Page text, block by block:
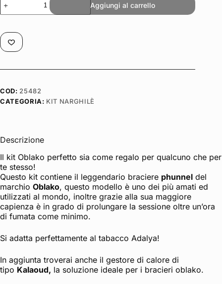
Aggiungi al carrello
COD: 25482
CATEGORIA: KIT NARGHILÈ
Descrizione
Il kit Oblako perfetto sia come regalo per qualcuno che per
te stesso!
Questo kit contiene il leggendario braciere phunnel del
marchio Oblako, questo modello è uno dei più amati ed
utilizzati al mondo, inoltre grazie alla sua maggiore
capienza è in grado di prolungare la sessione oltre un’ora
di fumata come minimo.
Si adatta perfettamente al tabacco Adalya!
In aggiunta troverai anche il gestore di calore di
tipo Kalaoud, la soluzione ideale per i bracieri oblako.